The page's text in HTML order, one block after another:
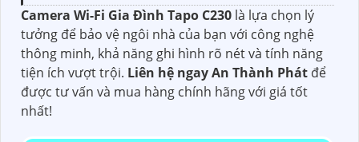
Camera Wi-Fi Gia Đình Tapo C230 là lựa chọn lý
tưởng để bảo vệ ngôi nhà của bạn với công nghệ
thông minh, khả năng ghi hình rõ nét và tính năng
tiện ích vượt trội. Liên hệ ngay An Thành Phát để
được tư vấn và mua hàng chính hãng với giá tốt
nhất!